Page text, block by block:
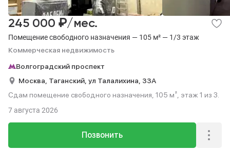
Помещение свободного назначения — 105 м² — 1/3 этаж
Коммерческая недвижимость
245 000 ₽/мес.
Волгоградский проспект
Москва, Таганский, ул Талалихина, 33А
Сдам помещение свободного назначения, 105 м², этаж 1 из 3.
Позвонить
7 августа 2026